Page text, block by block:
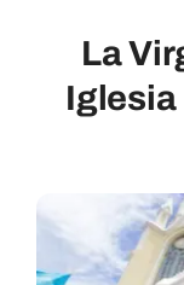
Hoteles
Tours Y
La
Iglesia